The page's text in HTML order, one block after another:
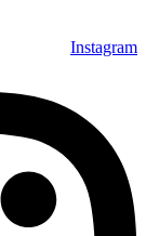
Instagram